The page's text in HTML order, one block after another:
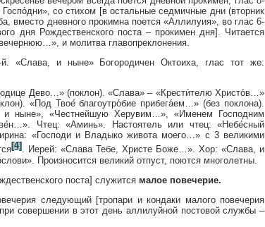
со стихом [в остальные седмичные дни (вторник
вместо дневного прокимна поется «Аллилуия», во глас 6-
дня Рождественского поста – прокимен дня]. Читается
и молитва главопреклонения.
«Слава, и ныне» Богородичен Октоиха, глас тот же:
Дево…» (поклон). «Слава» – «Крести́телю Христо́в…»
«Под Твое́ благоутро́бие прибега́ем…» (без поклона).
ныне», «Честнейшую Херувим…», «Именем Господним
Чтец: «Аминь». Настоятель или чтец: «Небе́сный
«Господи и Владыко живота моего…» с 3 великими
[4] . Иерей: «Слава Тебе, Христе Боже…». Хор: «Слава, и
Произносится великий отпуст, поются многолетны.
поста] служится малое повечерие.
следующий [тропари и кондаки малого повечерия
совершении в этот день аллилуйной постовой службы –